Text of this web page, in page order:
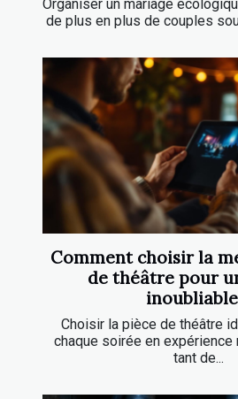
Organiser un mariage
de plus en plus de couples
Comment choisir la
de théâtre pour
Choisir la pièce de théâtre
chaque soirée en expérience
tant de...